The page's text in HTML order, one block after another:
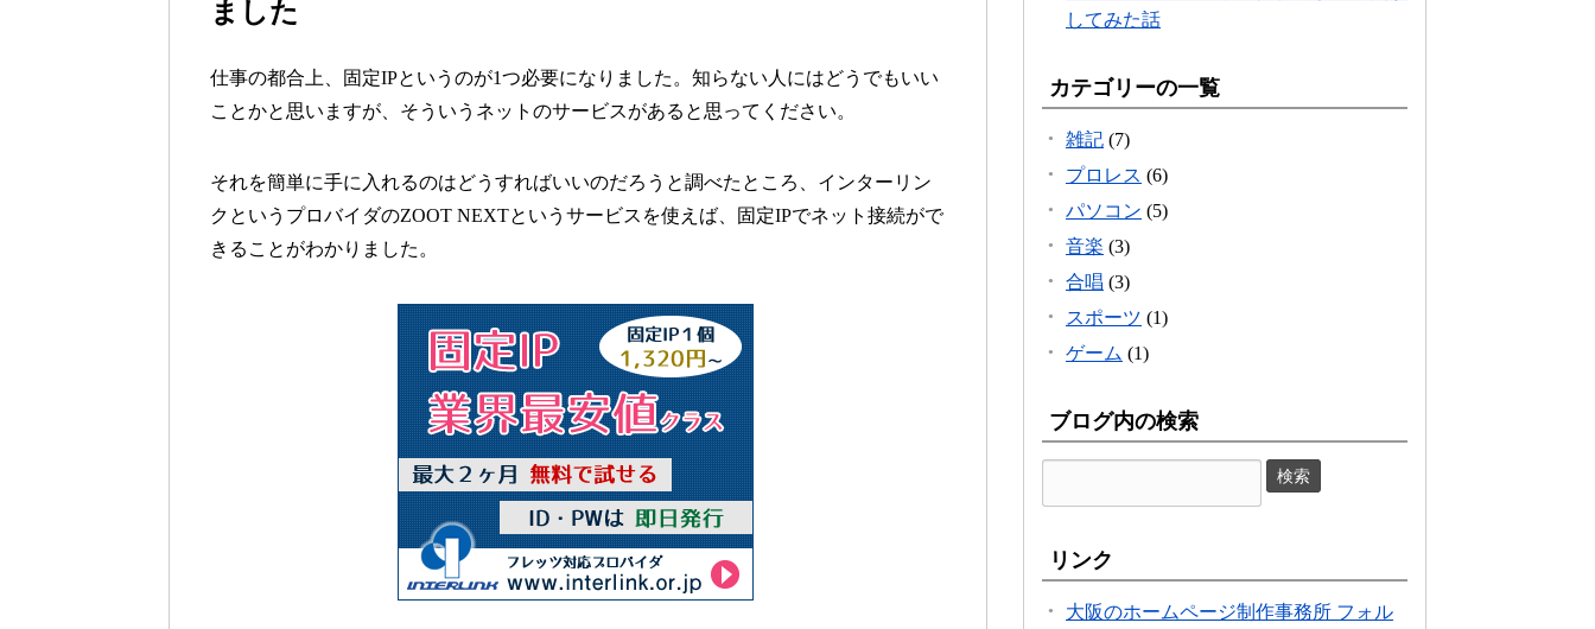
ました
仕事の都合上、固定IPというのが1つ必要になりました。知らない人にはどうでもいい
ことかと思いますが、そういうネットのサービスがあると思ってください。
それを簡単に手に入れるのはどうすればいいのだろうと調べたところ、インターリン
クというプロバイダのZOOT NEXTというサービスを使えば、固定IPでネット接続がで
きることがわかりました。
してみた話
カテゴリーの一覧
雑記 (7)
プロレス (6)
パソコン (5)
音楽 (3)
合唱 (3)
スポーツ (1)
ゲーム (1)
ブログ内の検索
リンク
大阪のホームページ制作事務所 フォル